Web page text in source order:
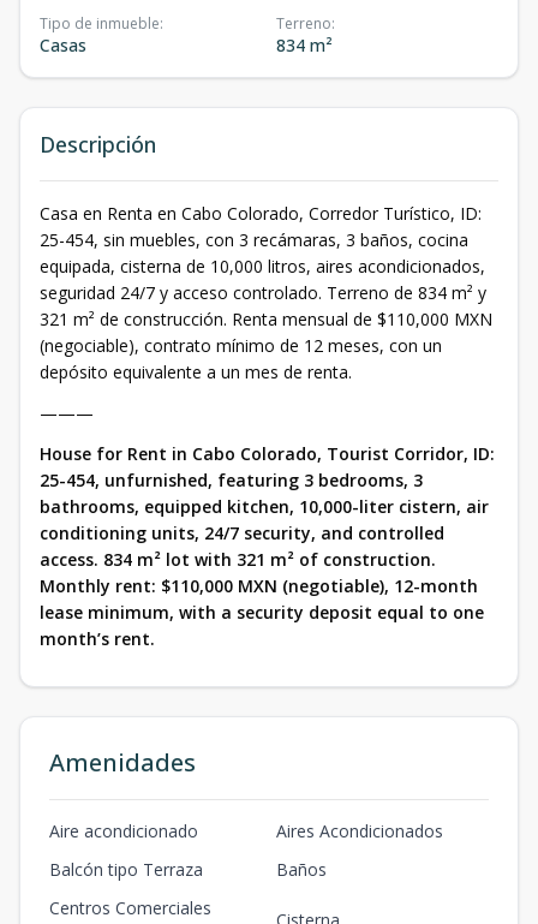
Tipo de inmueble:
Casas
Terreno:
834 m²
Descripción
Casa en Renta en Cabo Colorado, Corredor Turístico, ID:
25-454, sin muebles, con 3 recámaras, 3 baños, cocina
equipada, cisterna de 10,000 litros, aires acondicionados,
seguridad 24/7 y acceso controlado. Terreno de 834 m² y
321 m² de construcción. Renta mensual de $110,000 MXN
(negociable), contrato mínimo de 12 meses, con un
depósito equivalente a un mes de renta.
———
House for Rent in Cabo Colorado, Tourist Corridor, ID:
25-454, unfurnished, featuring 3 bedrooms, 3
bathrooms, equipped kitchen, 10,000-liter cistern, air
conditioning units, 24/7 security, and controlled
access. 834 m² lot with 321 m² of construction.
Monthly rent: $110,000 MXN (negotiable), 12-month
lease minimum, with a security deposit equal to one
month’s rent.
Amenidades
Aire acondicionado
Aires Acondicionados
Balcón tipo Terraza
Baños
Centros Comerciales